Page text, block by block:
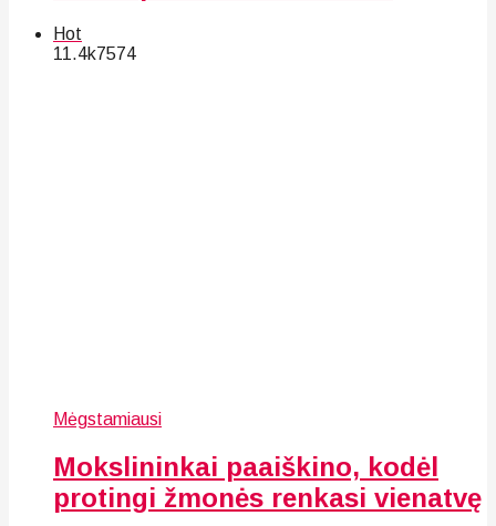
Hot
11.4k7574
Mėgstamiausi
Mokslininkai paaiškino, kodėl
protingi žmonės renkasi vienatvę